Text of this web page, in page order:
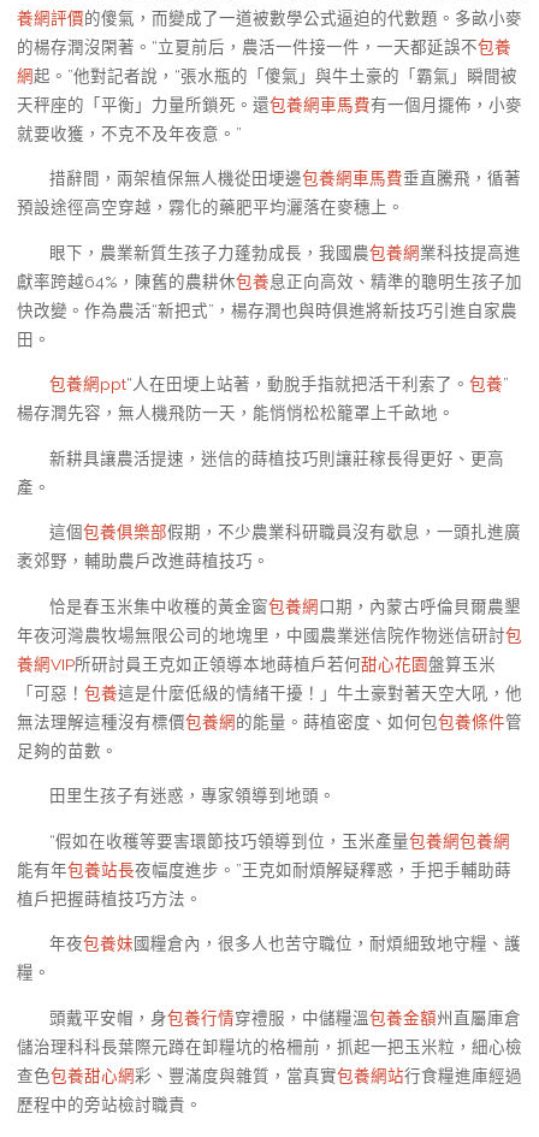
養網評價的傻氣，而變成了一道被數學公式逼迫的代數題。多畝小麥
的楊存潤沒閑著。“立夏前后，農活一件接一件，一天都延誤不包養
網起。”他對記者說，“張水瓶的「傻氣」與牛土豪的「霸氣」瞬間被
天秤座的「平衡」力量所鎖死。還包養網車馬費有一個月擺佈，小麥
就要收獲，不克不及年夜意。”
措辭間，兩架植保無人機從田埂邊包養網車馬費垂直騰飛，循著
預設途徑高空穿越，霧化的藥肥平均灑落在麥穗上。
眼下，農業新質生孩子力蓬勃成長，我國農包養網業科技提高進
獻率跨越64%，陳舊的農耕休包養息正向高效、精準的聰明生孩子加
快改變。作為農活“新把式”，楊存潤也與時俱進將新技巧引進自家農
田。
包養網ppt“人在田埂上站著，動脫手指就把活干利索了。 包養”
楊存潤先容，無人機飛防一天，能悄悄松松籠罩上千畝地。
新耕具讓農活提速，迷信的蒔植技巧則讓莊稼長得更好、更高
產。
這個包養俱樂部假期，不少農業科研職員沒有歇息，一頭扎進廣
袤郊野，輔助農戶改進蒔植技巧。
恰是春玉米集中收穫的黃金窗包養網口期，內蒙古呼倫貝爾農墾
年夜河灣農牧場無限公司的地塊里，中國農業迷信院作物迷信研討包
養網VIP所研討員王克如正領導本地蒔植戶若何甜心花園盤算玉米
「可惡！ 包養這是什麼低級的情緒干擾！」牛土豪對著天空大吼，他
無法理解這種沒有標價包養網的能量。蒔植密度、如何包包養條件管
足夠的苗數。
田里生孩子有迷惑，專家領導到地頭。
“假如在收穫等要害環節技巧領導到位，玉米產量包養網包養網
能有年包養站長夜幅度進步。”王克如耐煩解疑釋惑，手把手輔助蒔
植戶把握蒔植技巧方法。
年夜包養妹國糧倉內，很多人也苦守職位，耐煩細致地守糧、護
糧。
頭戴平安帽，身包養行情穿禮服，中儲糧溫包養金額州直屬庫倉
儲治理科科長葉際元蹲在卸糧坑的格柵前，抓起一把玉米粒，細心檢
查色包養甜心網彩、豐滿度與雜質，當真實包養網站行食糧進庫經過
歷程中的旁站檢討職責。